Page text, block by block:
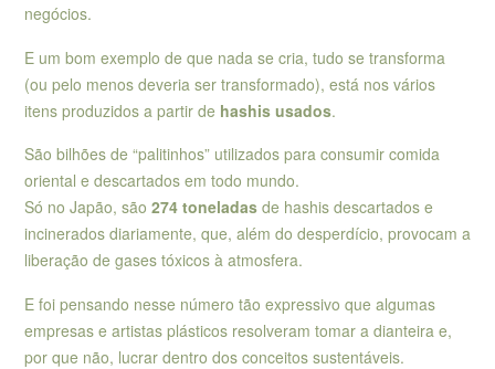
negócios.
E um bom exemplo de que nada se cria, tudo se transforma
(ou pelo menos deveria ser transformado), está nos vários
itens produzidos a partir de hashis usados.
São bilhões de “palitinhos” utilizados para consumir comida
oriental e descartados em todo mundo.
Só no Japão, são 274 toneladas de hashis descartados e
incinerados diariamente, que, além do desperdício, provocam a
liberação de gases tóxicos à atmosfera.
E foi pensando nesse número tão expressivo que algumas
empresas e artistas plásticos resolveram tomar a dianteira e,
por que não, lucrar dentro dos conceitos sustentáveis.